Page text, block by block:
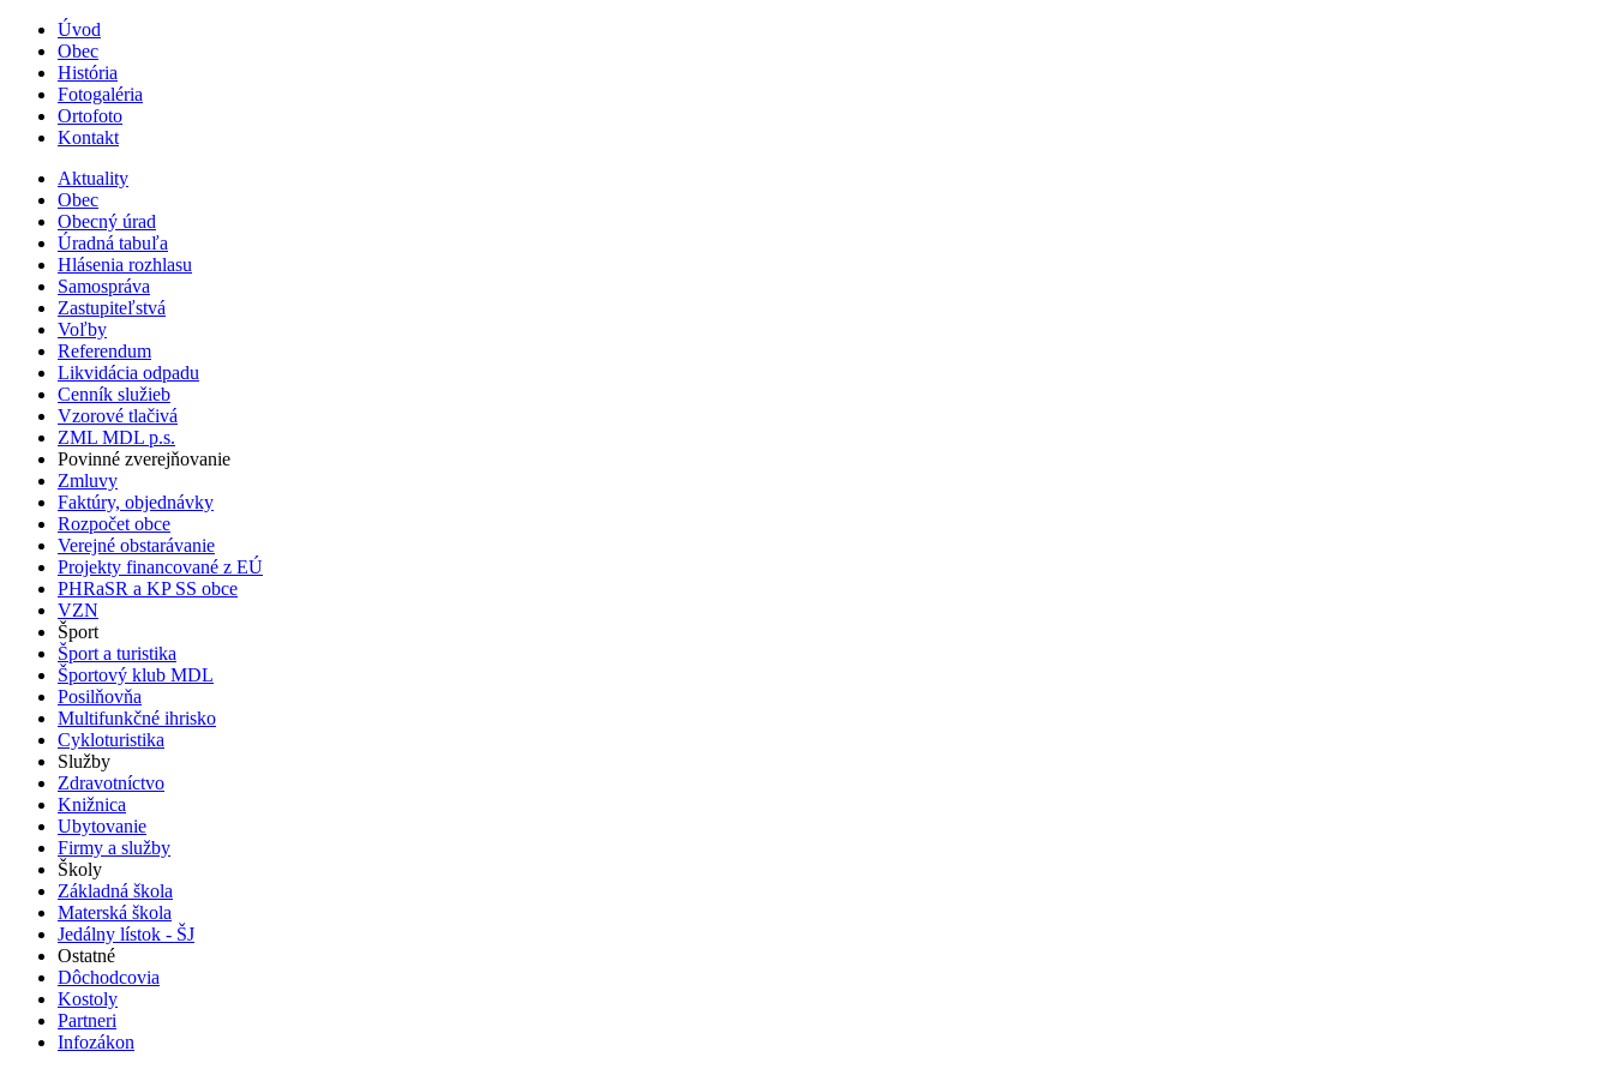
Úvod
Obec
História
Fotogaléria
Ortofoto
Kontakt
Aktuality
Obec
Obecný úrad
Úradná tabuľa
Hlásenia rozhlasu
Samospráva
Zastupiteľstvá
Voľby
Referendum
Likvidácia odpadu
Cenník služieb
Vzorové tlačivá
ZML MDL p.s.
Povinné zverejňovanie
Zmluvy
Faktúry, objednávky
Rozpočet obce
Verejné obstarávanie
Projekty financované z EÚ
PHRaSR a KP SS obce
VZN
Šport
Šport a turistika
Športový klub MDL
Posilňovňa
Multifunkčné ihrisko
Cykloturistika
Služby
Zdravotníctvo
Knižnica
Ubytovanie
Firmy a služby
Školy
Základná škola
Materská škola
Jedálny lístok - ŠJ
Ostatné
Dôchodcovia
Kostoly
Partneri
Infozákon